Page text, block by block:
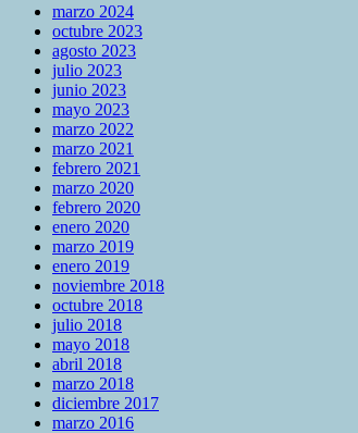
marzo 2024
octubre 2023
agosto 2023
julio 2023
junio 2023
mayo 2023
marzo 2022
marzo 2021
febrero 2021
marzo 2020
febrero 2020
enero 2020
marzo 2019
enero 2019
noviembre 2018
octubre 2018
julio 2018
mayo 2018
abril 2018
marzo 2018
diciembre 2017
marzo 2016